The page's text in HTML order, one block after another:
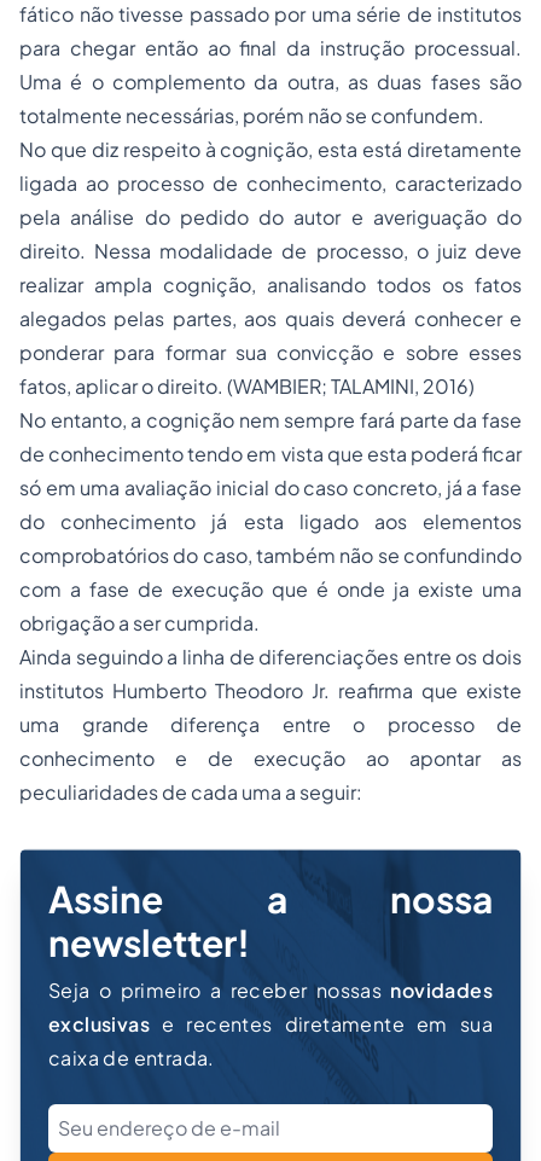
fático não tivesse passado por uma série de institutos
para chegar então ao final da instrução processual.
Uma é o complemento da outra, as duas fases são
totalmente necessárias, porém não se confundem.
No que diz respeito à cognição, esta está diretamente
ligada ao processo de conhecimento, caracterizado
pela análise do pedido do autor e averiguação do
direito. Nessa modalidade de processo, o juiz deve
realizar ampla cognição, analisando todos os fatos
alegados pelas partes, aos quais deverá conhecer e
ponderar para formar sua convicção e sobre esses
fatos, aplicar o direito. (WAMBIER; TALAMINI, 2016)
No entanto, a cognição nem sempre fará parte da fase
de conhecimento tendo em vista que esta poderá ficar
só em uma avaliação inicial do caso concreto, já a fase
do conhecimento já esta ligado aos elementos
comprobatórios do caso, também não se confundindo
com a fase de execução que é onde ja existe uma
obrigação a ser cumprida.
Ainda seguindo a linha de diferenciações entre os dois
institutos Humberto Theodoro Jr. reafirma que existe
uma grande diferença entre o processo de
conhecimento e de execução ao apontar as
peculiaridades de cada uma a seguir:
Assine a nossa
newsletter!
Seja o primeiro a receber nossas novidades
exclusivas e recentes diretamente em sua
caixa de entrada.